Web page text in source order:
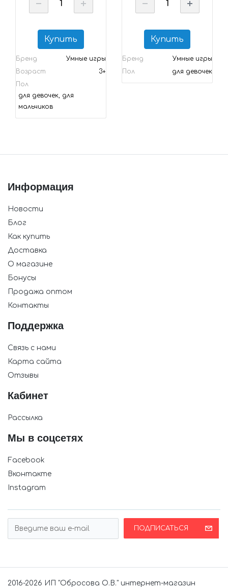
Купить
Бренд
Умные игры
Возраст
3+
Пол
для девочек, для
мальчиков
Купить
Бренд
Умные игры
Пол
для девочек
Информация
Новости
Блог
Как купить
Доставка
О магазине
Бонусы
Продажа оптом
Контакты
Поддержка
Связь с нами
Карта сайта
Отзывы
Кабинет
Рассылка
Мы в соцсетях
Facebook
Вконтакте
Instagram
ПОДПИСАТЬСЯ
2016-2026 ИП "Обросова О.В." интернет-магазин